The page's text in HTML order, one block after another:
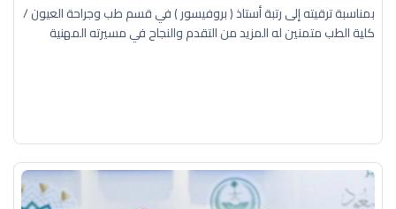
بمناسبة ترقيته إلى رتبة أستاذ ( بروفيسور ) في قسم طب وجراحة العيون /
كلية الطب متمنين له المزيد من التقدم والنجاح في مسيرته المهنية